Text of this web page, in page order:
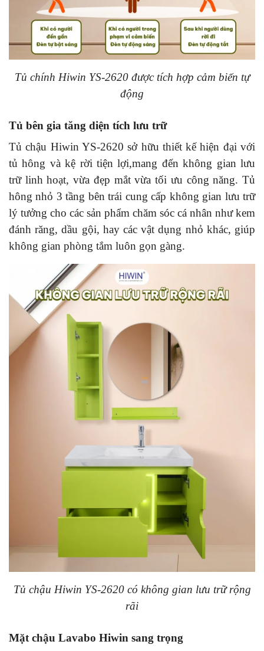
Tủ chính Hiwin YS-2620 được tích hợp cảm biến tự
động
Tủ bên gia tăng diện tích lưu trữ
Tủ chậu Hiwin YS-2620 sở hữu thiết kế hiện đại với
tủ hông và kệ rời tiện lợi,mang đến không gian lưu
trữ linh hoạt, vừa đẹp mắt vừa tối ưu công năng. Tủ
hông nhỏ 3 tầng bên trái cung cấp không gian lưu trữ
lý tưởng cho các sản phẩm chăm sóc cá nhân như kem
đánh răng, dầu gội, hay các vật dụng nhỏ khác, giúp
không gian phòng tắm luôn gọn gàng.
Tủ chậu Hiwin YS-2620 có không gian lưu trữ rộng
rãi
Mặt chậu Lavabo Hiwin sang trọng